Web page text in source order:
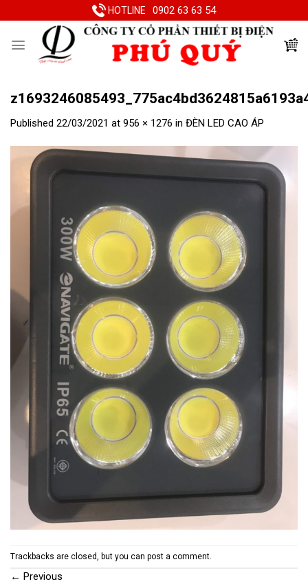
to
HOTLINE 0902 63 63 54
Published 22/03/2021 at 956 × 1276 in ĐÈN LED CAO ÁP
Trackbacks are closed, but you can post a comment
← Previous